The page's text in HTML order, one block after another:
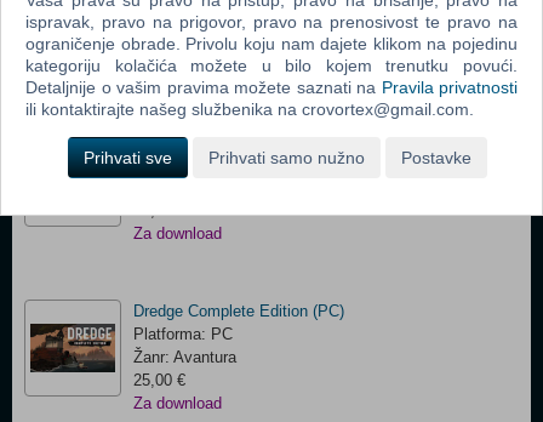
Platforma: PC
Žanr: Strategija
10,00 €
Za download
Prince of Persia The Lost Crown (PC)
Platforma: PC
15,00 €
Za download
Dredge Complete Edition (PC)
Platforma: PC
Žanr: Avantura
25,00 €
Za download
ispravak, pravo na prigovor, pravo na prenosivost te pravo na
ograničenje obrade. Privolu koju nam dajete klikom na pojedinu
kategoriju kolačića možete u bilo kojem trenutku povući.
Detaljnije o vašim pravima možete saznati na Pravila privatnosti
ili kontaktirajte našeg službenika na crovortex@gmail.com.
Prihvati sve Prihvati samo nužno Postavke